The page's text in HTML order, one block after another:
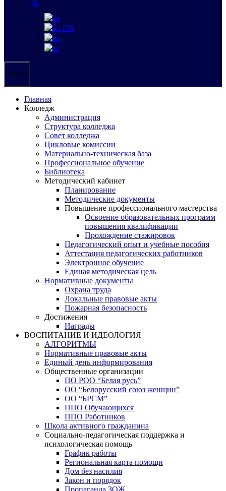
Меню
Главная
Колледж
Администрация
Структура колледжа
Совет колледжа
Цикловые комиссии
Материально-техническая база
Профессиональное обучение
Библиотека
Методический кабинет
Планирование
Методические документы
Повышение профессионального мастерства
Освоение образовательных программ
повышения квалификации
Прохождение стажировок
Педагогический опыт и учебные пособия
Аттестация педагогических работников
Электронное обучение
Единая методическая цель
Нормативные документы
Охрана труда
Локальные правовые акты
Пожарная безопасность
Достижения
Награды
ВОСПИТАНИЕ И ИДЕОЛОГИЯ
АЛГОРИТМЫ
Нормативные правовые акты
Единый день информирования
Общественные организации
ПО РОО “Белая русь”
ОО “Белорусский союз женщин”
ОО “БРСМ”
ППО Обучающихся
ППО Работников
Школа активного гражданина
Социально-педагогическая поддержка и
психологическая помощь
График работы
Региональная карта помощи
Дом без насилия
Закон и порядок
Пропаганда ЗОЖ